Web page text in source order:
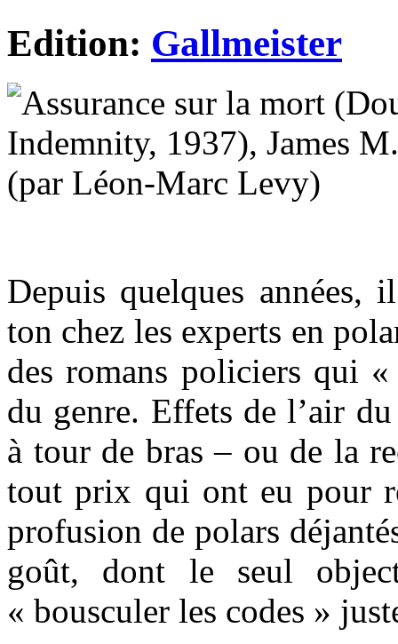
Edition: Gallmeister
Depuis quelques années,
ton chez les experts en
des romans policiers qui
du genre. Effets de l’air
à tour de bras – ou de la
tout prix qui ont eu pour
profusion de polars
goût, dont le seul
« bousculer les codes »